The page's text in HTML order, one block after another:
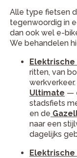
Alle type fietsen
tegenwoordig in
dan ook wel e-
We behandelen
ritten, van
Ultimate —
stadsfiets
en de
naar een
dagelijks